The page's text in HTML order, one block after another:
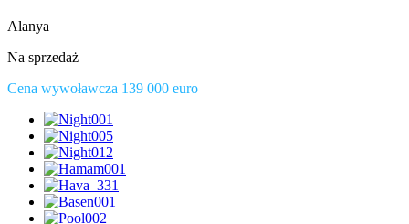
Alanya
Na sprzedaż
Cena wywoławcza 139 000 euro